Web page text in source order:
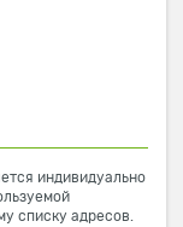
индивидуально
списку адресов.